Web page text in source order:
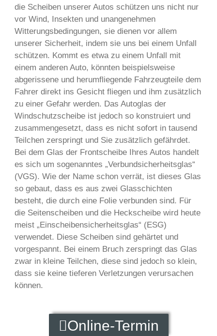
die Scheiben unserer Autos schützen uns nicht nur
vor Wind, Insekten und unangenehmen
Witterungsbedingungen, sie dienen vor allem
unserer Sicherheit, indem sie uns bei einem Unfall
schützen. Kommt es etwa zu einem Unfall mit
einem anderen Auto, könnten beispielsweise
abgerissene und herumfliegende Fahrzeugteile dem
Fahrer direkt ins Gesicht fliegen und ihm zusätzlich
zu einer Gefahr werden. Das Autoglas der
Windschutzscheibe ist jedoch so konstruiert und
zusammengesetzt, dass es nicht sofort in tausend
Teilchen zerspringt und Sie zusätzlich gefährdet.
Bei dem Glas der Frontscheibe Ihres Autos handelt
es sich um sogenanntes „Verbundsicherheitsglas“
(VGS). Wie der Name schon verrät, ist dieses Glas
so gebaut, dass es aus zwei Glasschichten
besteht, die durch eine Folie verbunden sind. Für
die Seitenscheiben und die Heckscheibe wird heute
meist „Einscheibensicherheitsglas“ (ESG)
verwendet. Diese Scheiben sind gehärtet und
vorgespannt. Bei einem Bruch zerspringt das Glas
zwar in kleine Teilchen, diese sind jedoch so klein,
dass sie keine tieferen Verletzungen verursachen
können.
Online-Termin